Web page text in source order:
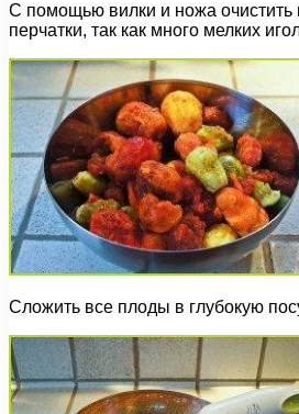
С помощью вилки и ножа очистить
перчатки, так как много мелких
Сложить все плоды в глубокую